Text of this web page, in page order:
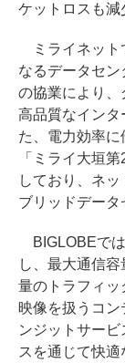
ケットロスも減
ミライネット
なるデータセン
の協業により
高品質なインタ
た、電力効率
「ミライ大垣
しており、ネ
ブリッドデータ
BIGLOBEで
し、最大通信
量のトラフィッ
映像を扱うコン
ンジットサー
スを通じて快適